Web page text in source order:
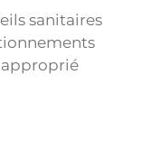
sanitaires
approprié